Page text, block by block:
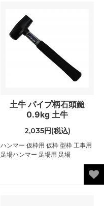
土牛 パイプ柄石頭鎚
0.9kg 土牛
2,035円(税込)
ハンマー 仮枠用 仮枠 型枠 工事用
足場ハンマー 足場用 足場